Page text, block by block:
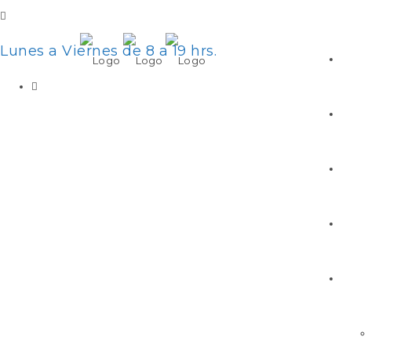
Lunes a Viernes de 8 a 19 hrs.